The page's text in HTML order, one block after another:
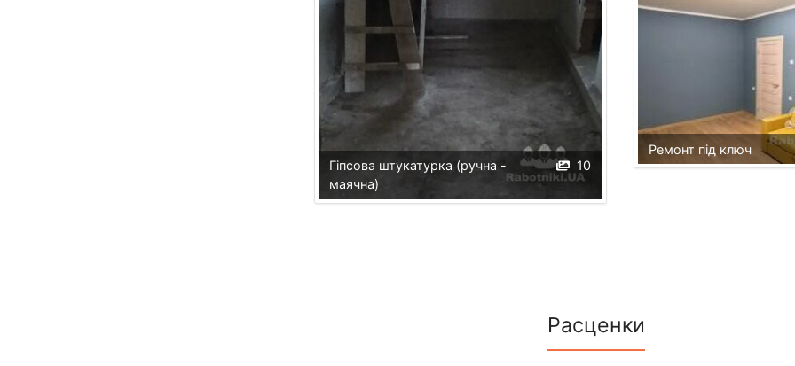
10
Гіпсова штукатурка (ручна -
маячна)
Ремонт під ключ
Расценки